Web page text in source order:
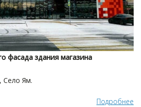
фасада здания магазина
Село Ям.
Подробнее